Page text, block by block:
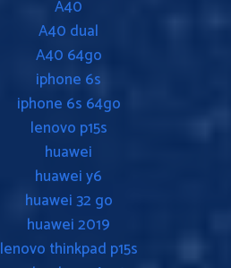
A40
A40 dual
A40 64go
iphone 6s
iphone 6s 64go
lenovo p15s
huawei
huawei y6
huawei 32 go
huawei 2019
lenovo thinkpad p15s